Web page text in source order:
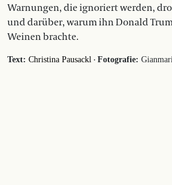
Warnungen, die ignoriert werden,
und darüber, warum ihn Donald
Weinen brachte.
Text: Christina Pausackl · Fotografie: